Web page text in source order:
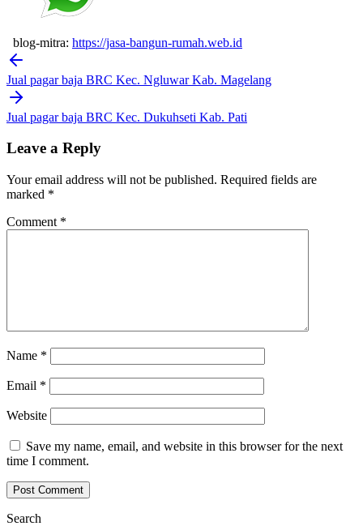
blog-mitra: https://jasa-bangun-rumah.web.id
Post
navigation
Jual pagar baja BRC Kec. Ngluwar Kab. Magelang
Jual pagar baja BRC Kec. Dukuhseti Kab. Pati
Leave a Reply
Your email address will not be published. Required fields are
marked *
Comment *
Name *
Email *
Website
Save my name, email, and website in this browser for the next
time I comment.
Search